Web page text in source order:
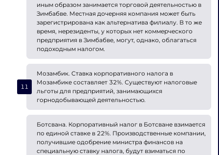
иным образом занимается торговой деятельностью в
Зимбабве. Местная дочерняя компания может быть
зарегистрирована как альтернатива филиалу. В то же
время, нерезиденты, у которых нет коммерческого
предприятия в Зимбабве, могут, однако, облагаться
подоходным налогом.
Мозамбик. Ставка корпоративного налога в
Мозамбике составляет 32%. Существуют налоговые
льготы для предприятий, занимающихся
горнодобывающей деятельностью.
Ботсвана. Корпоративный налог в Ботсване взимается
по единой ставке в 22%. Производственные компании,
получившие одобрение министра финансов на
специальную ставку налога, будут взиматься по